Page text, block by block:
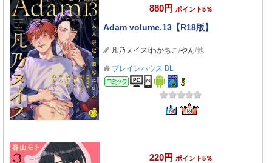
880円 ポイント5％
Adam volume.13【R18版】
凡乃ヌイス/わかちこ/やん/他
ブレインハウス BL
コミック
220円 ポイント5％